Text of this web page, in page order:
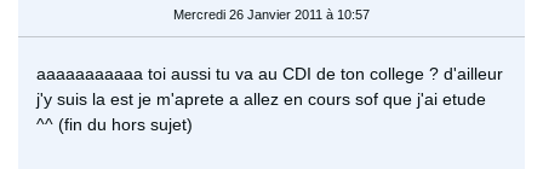
Mercredi 26 Janvier 2011 à 10:57
aaaaaaaaaaa toi aussi tu va au CDI de ton college ? d'ailleur
j'y suis la est je m'aprete a allez en cours sof que j'ai etude
^^ (fin du hors sujet)